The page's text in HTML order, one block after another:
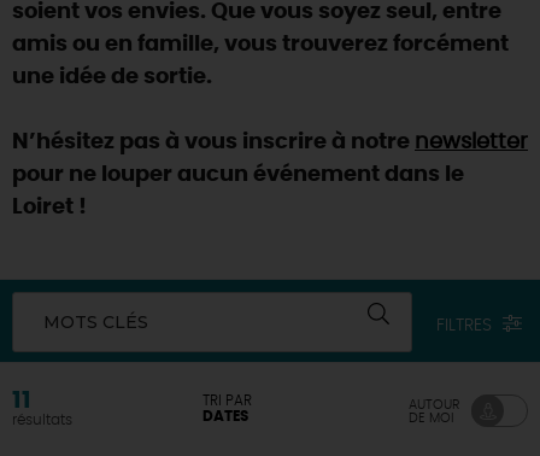
AUJOURD'HUI
DEMAIN
soient vos envies. Que vous soyez seul, entre
amis ou en famille, vous trouverez forcément
une idée de sortie.
N’hésitez pas à vous inscrire à notre newsletter
pour ne louper aucun événement dans le
Loiret !
MOTS CLÉS FILTRES
11
résultats
TRI PAR
DATES
AUTOUR
DE MOI